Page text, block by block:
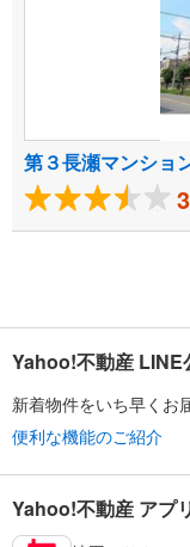
第３長瀬マンショ
Yahoo!不動産 LINE
新着物件をいち早くお
便利な機能のご紹介
Yahoo!不動産 アプ